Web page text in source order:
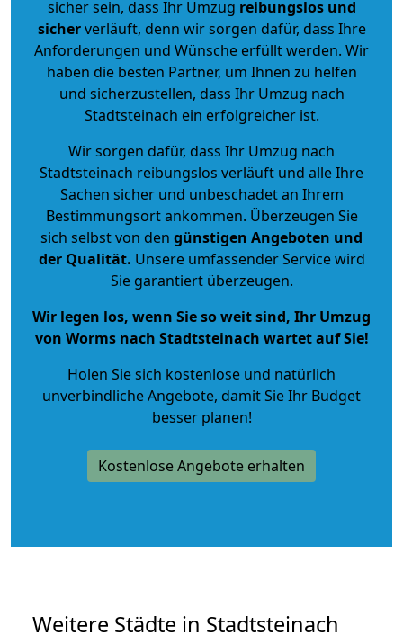
sicher sein, dass Ihr Umzug reibungslos und
sicherverläuft, denn wir sorgen dafür, dass Ihre
Anforderungen und Wünsche erfüllt werden. Wir
haben die besten Partner, um Ihnen zu helfen
und sicherzustellen, dass Ihr Umzug nach
Stadtsteinach ein erfolgreicher ist.
Wir sorgen dafür, dass Ihr Umzug nach
Stadtsteinach reibungslos verläuft und alle Ihre
Sachen sicher und unbeschadet an Ihrem
Bestimmungsort ankommen. Überzeugen Sie
sich selbst von den günstigen Angeboten und
der Qualität. Unsere umfassender Service wird
Sie garantiert überzeugen.
Wir legen los, wenn Sie so weit sind, Ihr Umzug
von Worms nach Stadtsteinach wartet auf Sie!
Holen Sie sich kostenlose und natürlich
unverbindliche Angebote, damit Sie Ihr Budget
besser planen!
Kostenlose Angebote erhalten
Weitere Städte in Stadtsteinach